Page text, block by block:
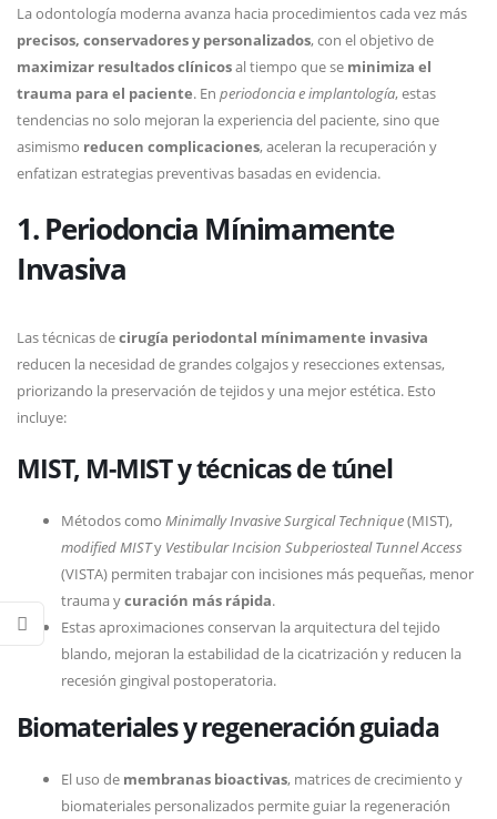
La odontología moderna avanza hacia procedimientos cada vez más
precisos, conservadores y personalizados, con el objetivo de
maximizar resultados clínicosal tiempo que se minimiza el
trauma para el paciente. En periodoncia e implantología, estas
tendencias no solo mejoran la experiencia del paciente, sino que
asimismo reducen complicaciones, aceleran la recuperación y
enfatizan estrategias preventivas basadas en evidencia.
1. Periodoncia Mínimamente
Invasiva
Las técnicas decirugía periodontal mínimamente invasiva
reducen la necesidad de grandes colgajos y resecciones extensas,
priorizando la preservación de tejidos y una mejor estética. Esto
incluye:
MIST, M-MIST y técnicas de túnel
Métodos como Minimally Invasive Surgical Technique(MIST),
modified MISTy Vestibular Incision Subperiosteal Tunnel Access
(VISTA) permiten trabajar con incisiones más pequeñas, menor
trauma ycuración más rápida.
Estas aproximaciones conservan la arquitectura del tejido
blando, mejoran la estabilidad de la cicatrización y reducen la
recesión gingival postoperatoria.
Biomateriales y regeneración guiada
El uso de membranas bioactivas, matrices de crecimiento y
biomateriales personalizados permite guiar la regeneración